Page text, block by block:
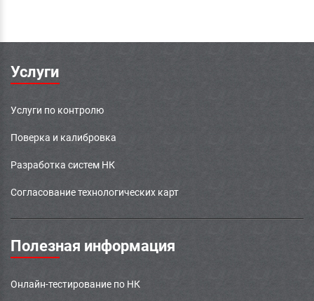
Услуги
Услуги по контролю
Поверка и калибровка
Разработка систем НК
Согласование технологических карт
Полезная информация
Онлайн-тестирование по НК